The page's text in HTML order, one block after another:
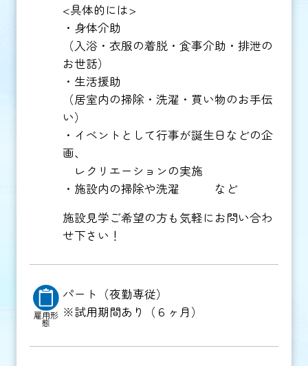
<具体的には>
・身体介助
（入浴・衣服の着脱・食事介助・排泄の
お世話）
・生活援助
（居室内の掃除・洗濯・買い物のお手伝
い）
・イベントとして行事が誕生日などの企
画、
レクリエーションの実施
・施設内の掃除や洗濯 など
施設見学ご希望の方も気軽にお問い合わ
せ下さい！
雇用形
態
パート（夜勤専従）
※試用期間あり（６ヶ月）